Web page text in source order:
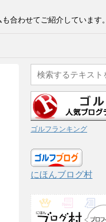
合わせてご紹介しています。
ゴルフランキング
にほんブログ村